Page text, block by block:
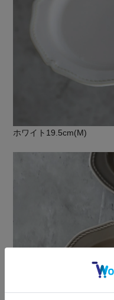
ホワイト19.5cm(M)